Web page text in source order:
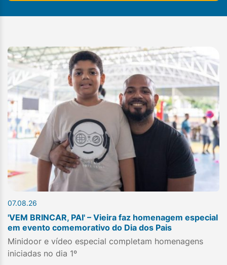
07.08.26
'VEM BRINCAR, PAI' – Vieira faz homenagem especial
em evento comemorativo do Dia dos Pais
Minidoor e vídeo especial completam homenagens
iniciadas no dia 1º